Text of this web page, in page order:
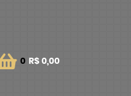
0 R$ 0,00